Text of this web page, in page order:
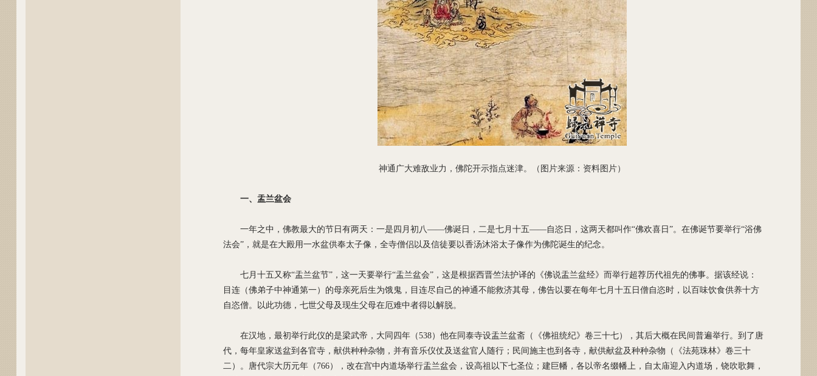
神通广大难敌业力，佛陀开示指点迷津。（图片来源：资料图片）
一、盂兰盆会
一年之中，佛教最大的节日有两天：一是四月初八——佛诞日，二是七月十五——自恣日，这两天都叫作“佛欢喜日”。在佛诞节要举行“浴佛
法会”，就是在大殿用一水盆供奉太子像，全寺僧侣以及信徒要以香汤沐浴太子像作为佛陀诞生的纪念。
七月十五又称“盂兰盆节”，这一天要举行“盂兰盆会”，这是根据西晋竺法护译的《佛说盂兰盆经》而举行超荐历代祖先的佛事。据该经说：
目连（佛弟子中神通第一）的母亲死后生为饿鬼，目连尽自己的神通不能救济其母，佛告以要在每年七月十五日僧自恣时，以百味饮食供养十方
自恣僧。以此功德，七世父母及现生父母在厄难中者得以解脱。
在汉地，最初举行此仪的是梁武帝，大同四年（538）他在同泰寺设盂兰盆斋（《佛祖统纪》卷三十七），其后大概在民间普遍举行。到了唐
代，每年皇家送盆到各官寺，献供种种杂物，并有音乐仪仗及送盆官人随行；民间施主也到各寺，献供献盆及种种杂物（《法苑珠林》卷三十
二）。唐代宗大历元年（766），改在宫中内道场举行盂兰盆会，设高祖以下七圣位；建巨幡，各以帝名缀幡上，自太庙迎入内道场，铙吹歌舞，